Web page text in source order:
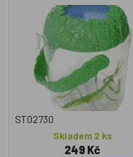
ST02730
Skladem 2 ks
249 Kč